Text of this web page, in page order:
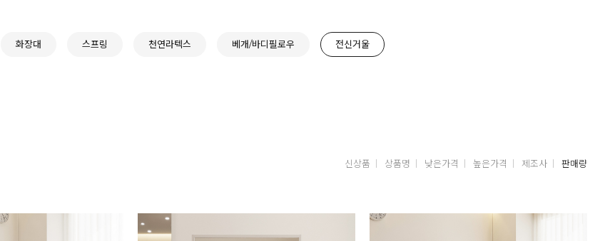
화장대 스프링 천연라텍스 베개/바디필로우 전신거울
신상품 상품명 낮은가격 높은가격 제조사 판매량